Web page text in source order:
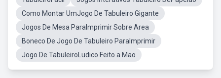
Como Montar UmJogo De Tabuleiro Gigante
Jogos De Mesa ParaImprimir Sobre Area
Boneco De Jogo De Tabuleiro ParaImprimir
Jogo De TabuleiroLudico Feito a Mao